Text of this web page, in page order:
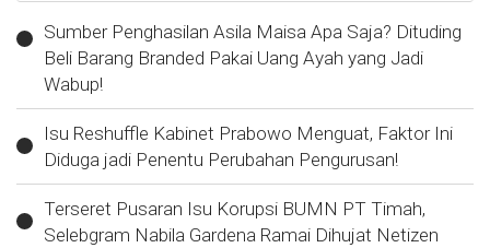
Sumber Penghasilan Asila Maisa Apa Saja? Dituding
Beli Barang Branded Pakai Uang Ayah yang Jadi
Wabup!
Isu Reshuffle Kabinet Prabowo Menguat, Faktor Ini
Diduga jadi Penentu Perubahan Pengurusan!
Terseret Pusaran Isu Korupsi BUMN PT Timah,
Selebgram Nabila Gardena Ramai Dihujat Netizen